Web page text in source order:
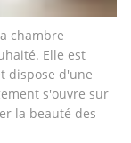
chambre
Elle est
dispose d'une
s'ouvre sur
la beauté des